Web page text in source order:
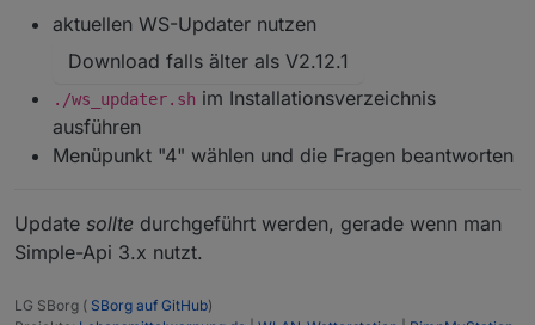
aktuellen WS-Updater nutzen
Download falls älter als V2.12.1
./ws_updater.sh im Installationsverzeichnis
ausführen
Menüpunkt "4" wählen und die Fragen beantworten
Update sollte durchgeführt werden, gerade wenn man
Simple-Api 3.x nutzt.
LG SBorg ( SBorg auf GitHub)